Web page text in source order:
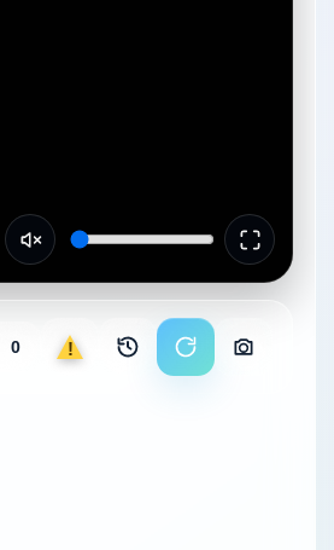
0 SegnalaArchivio immagini
Ricarica stream
Scarica foto